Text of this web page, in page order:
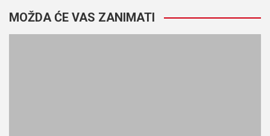
MOŽDA ĆE VAS ZANIMATI